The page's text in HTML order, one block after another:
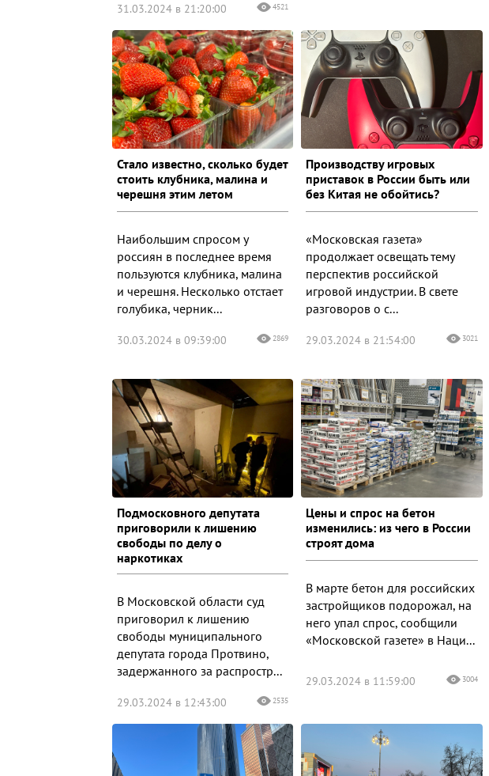
31.03.2024 в 21:20:00 4521
Стало известно, сколько будет
стоить клубника, малина и
черешня этим летом
Наибольшим спросом у
россиян в последнее время
пользуются клубника, малина
и черешня. Несколько отстает
голубика, черник...
30.03.2024 в 09:39:00 2869
Производству игровых
приставок в России быть или
без Китая не обойтись?
«Московская газета»
продолжает освещать тему
перспектив российской
игровой индустрии. В свете
разговоров о с...
29.03.2024 в 21:54:00 3021
Подмосковного депутата
приговорили к лишению
свободы по делу о
наркотиках
В Московской области суд
приговорил к лишению
свободы муниципального
депутата города Протвино,
задержанного за распростр...
29.03.2024 в 12:43:00 2535
Цены и спрос на бетон
изменились: из чего в России
строят дома
В марте бетон для российских
застройщиков подорожал, на
него упал спрос, сообщили
«Московской газете» в Наци...
29.03.2024 в 11:59:00 3004